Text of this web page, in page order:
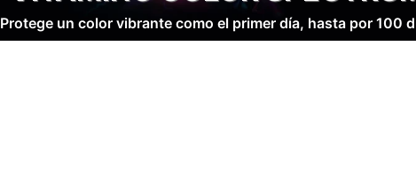
Protege un color vibrante como el primer día, hasta por 100